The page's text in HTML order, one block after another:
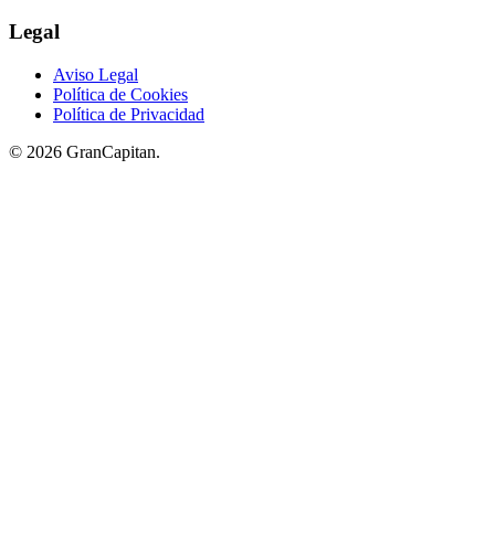
Legal
Aviso Legal
Política de Cookies
Política de Privacidad
© 2026 GranCapitan.